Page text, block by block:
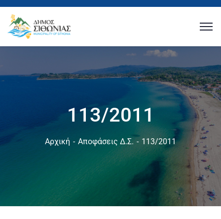
113/2011
Αρχική Αποφάσεις Δ.Σ. 113/2011